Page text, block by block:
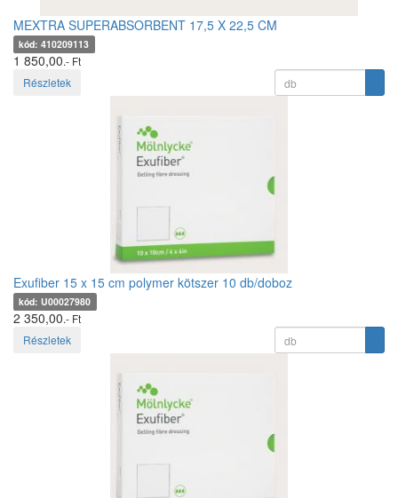
MEXTRA SUPERABSORBENT 17,5 X 22,5 CM
kód: 410209113
1 850,00.- Ft
Részletek
Exufiber 15 x 15 cm polymer kötszer 10 db/doboz
kód: U00027980
2 350,00.- Ft
Részletek